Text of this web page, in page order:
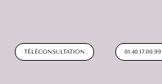
TÉLÉCONSULTATION 01.40.17.00.99